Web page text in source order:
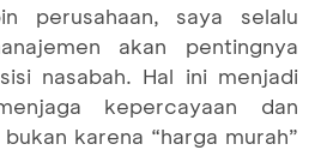
perusahaan, saya selalu
akan pentingnya
nasabah. Hal ini menjadi
kepercayaan dan
karena “harga murah”